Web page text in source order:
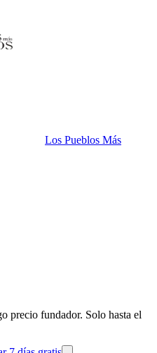
Los Pueblos Más
precio fundador. Solo hasta el